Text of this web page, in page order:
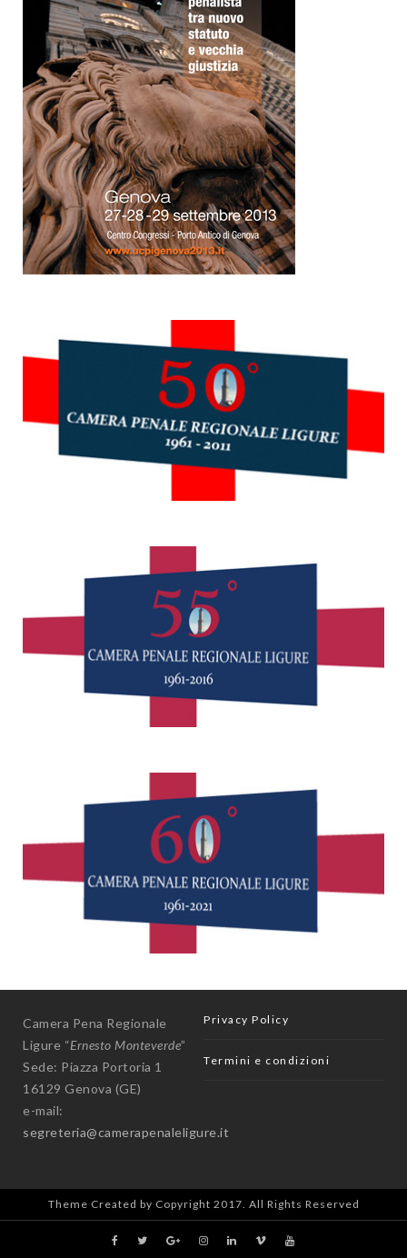
Camera Pena Regionale
Ligure “Ernesto Monteverde”
Sede: Piazza Portoria 1
16129 Genova (GE)
e-mail:
segreteria@camerapenaleligure.it
Privacy Policy
Termini e condizioni
Theme Created by Copyright 2017. All Rights Reserved